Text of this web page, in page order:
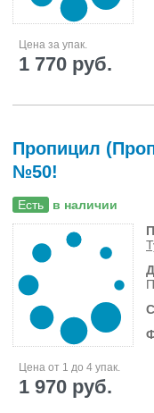
Цена за упак.
1 770 руб.
Пропицил
№50!
Есть в наличии
Цена от 1 до 4 упак.
1 970 руб.